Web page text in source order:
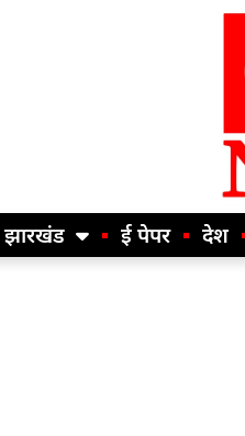
झारखंड ई पेपर देश